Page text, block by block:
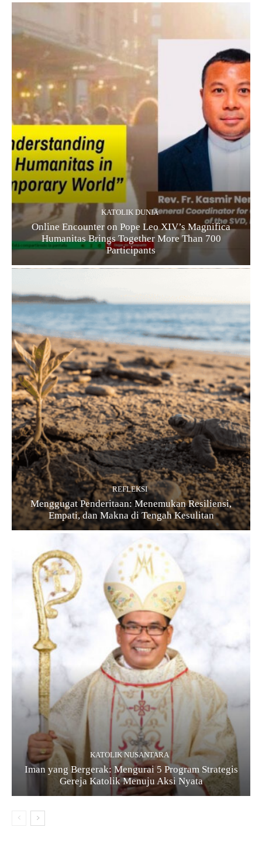
KATOLIK DUNIA
Online Encounter on Pope Leo XIV’s Magnifica
Humanitas Brings Together More Than 700
Participants
REFLEKSI
Menggugat Penderitaan: Menemukan Resiliensi,
Empati, dan Makna di Tengah Kesulitan
KATOLIK NUSANTARA
Iman yang Bergerak: Mengurai 5 Program Strategis
Gereja Katolik Menuju Aksi Nyata